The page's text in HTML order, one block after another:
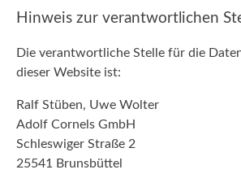
Hinweis zur verantwortlichen
Die verantwortliche Stelle für die
dieser Website ist:
Ralf Stüben, Uwe Wolter
Adolf Cornels GmbH
Schleswiger Straße 2
25541 Brunsbüttel